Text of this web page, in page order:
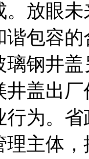
。放眼
谐包容
璃钢井
井盖出
行为。
理主体